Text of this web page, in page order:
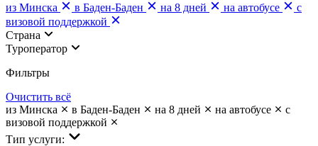
из Минска
в Баден-Баден на 8 дней на автобусе
с
визовой поддержкой
Страна
Туроператор
Фильтры
Очистить всё
из Минска
в Баден-Баден на 8 дней на автобусе
с
визовой поддержкой
Тип услуги: